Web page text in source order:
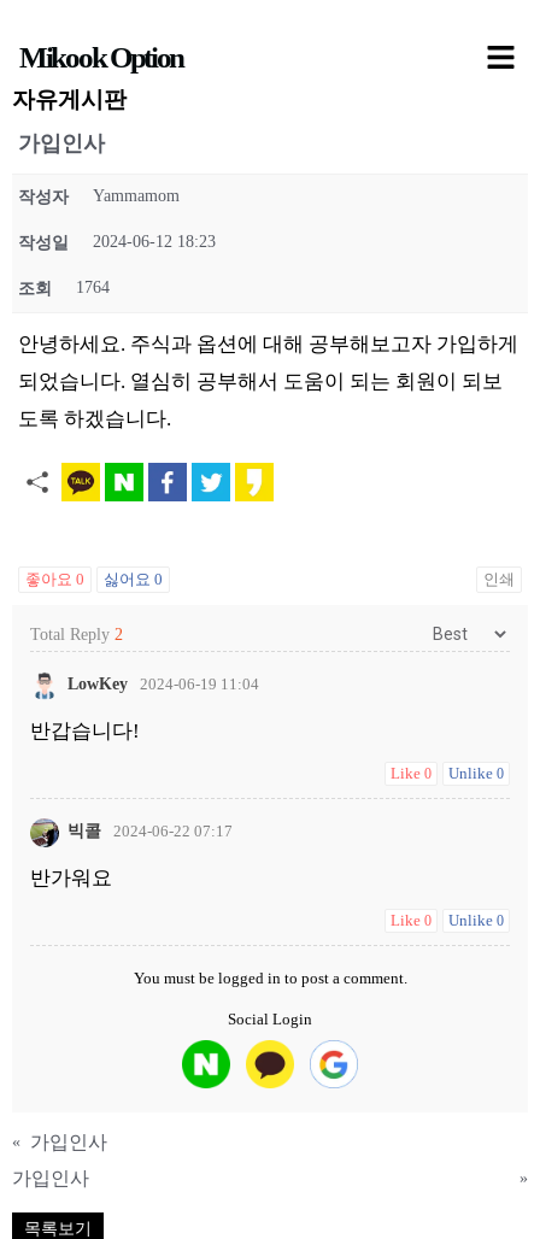
츠
Mikook Option
자유게시판
가입인사
작성자 Yammamom
작성일 2024-06-12 18:23
조회 1764
안녕하세요. 주식과 옵션에 대해 공부해보고자 가입하게
되었습니다. 열심히 공부해서 도움이 되는 회원이 되보
도록 하겠습니다.
좋아요 0 싫어요 0 인쇄
Total Reply 2
LowKey 2024-06-19 11:04
반갑습니다!
Like 0 Unlike 0
빅콜 2024-06-22 07:17
반가워요
Like 0 Unlike 0
You must be logged in to post a comment.
Social Login
« 가입인사
가입인사
»
목록보기